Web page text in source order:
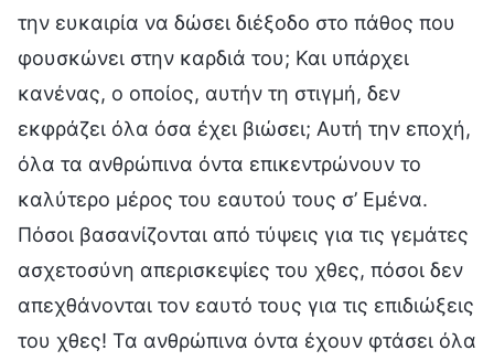
την ευκαιρία να δώσει διέξοδο στο πάθος που
φουσκώνει στην καρδιά του; Και υπάρχει
κανένας, ο οποίος, αυτήν τη στιγμή, δεν
εκφράζει όλα όσα έχει βιώσει; Αυτή την εποχή,
όλα τα ανθρώπινα όντα επικεντρώνουν το
καλύτερο μέρος του εαυτού τους σ’ Εμένα.
Πόσοι βασανίζονται από τύψεις για τις γεμάτες
ασχετοσύνη απερισκεψίες του χθες, πόσοι δεν
απεχθάνονται τον εαυτό τους για τις επιδιώξεις
του χθες! Τα ανθρώπινα όντα έχουν φτάσει όλα